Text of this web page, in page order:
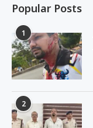
Popular Posts
1
2